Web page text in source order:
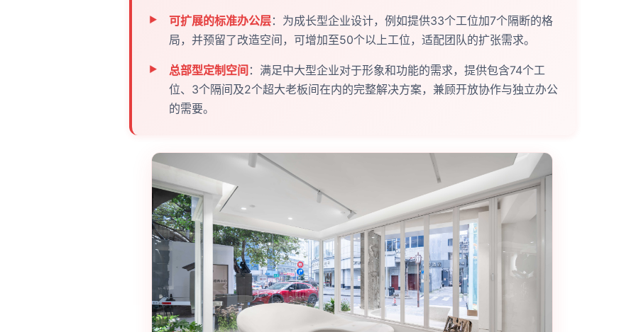
可扩展的标准办公层：为成长型企业设计，例如提供33个工位加7个隔断的格
局，并预留了改造空间，可增加至50个以上工位，适配团队的扩张需求。
总部型定制空间 ：满足中大型企业对于形象和功能的需求，提供包含74个工
位、3个隔间及2个超大老板间在内的完整解决方案，兼顾开放协作与独立办公
的需要。